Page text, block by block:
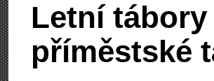
Letní
příměstské